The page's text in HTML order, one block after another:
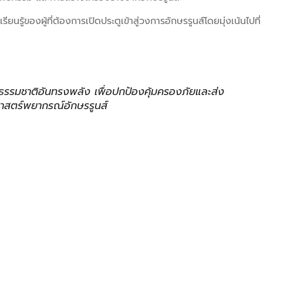
นรู้ของผู้ที่ต้องการเปิดประตูเข้าสู่วงการอักษรรูนส์โดยมุ่งเน้นไปที่
ธรรมชาติอันทรงพลัง เพื่อปกป้องคุ้มครองภัยและส่ง
สตร์พยากรณ์อักษรรูนส์